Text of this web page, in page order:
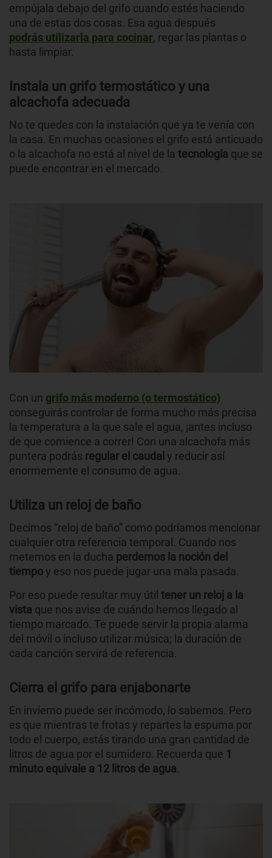
empújala debajo del grifo cuando estés haciendo
una de estas dos cosas. Esa agua después
podrás utilizarla para cocinar, regar las plantas o
hasta limpiar.
Instala un grifo termostático y una
alcachofa adecuada
No te quedes con la instalación que ya te venía con
la casa. En muchas ocasiones el grifo está anticuado
o la alcachofa no está al nivel de la tecnología que se
puede encontrar en el mercado.
Con un grifo más moderno (o termostático)
conseguirás controlar de forma mucho más precisa
la temperatura a la que sale el agua, ¡antes incluso
de que comience a correr! Con una alcachofa más
puntera podrás regular el caudal y reducir así
enormemente el consumo de agua.
Utiliza un reloj de baño
Decimos “reloj de baño” como podríamos mencionar
cualquier otra referencia temporal. Cuando nos
metemos en la ducha perdemos la noción del
tiempoy eso nos puede jugar una mala pasada.
Por eso puede resultar muy útil tener un reloj a la
vista que nos avise de cuándo hemos llegado al
tiempo marcado. Te puede servir la propia alarma
del móvil o incluso utilizar música; la duración de
cada canción servirá de referencia.
Cierra el grifo para enjabonarte
En invierno puede ser incómodo, lo sabemos. Pero
es que mientras te frotas y repartes la espuma por
todo el cuerpo, estás tirando una gran cantidad de
litros de agua por el sumidero. Recuerda que 1
minuto equivale a 12 litros de agua.